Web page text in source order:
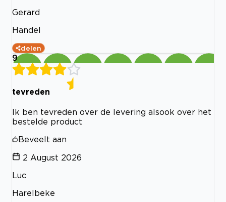
Gerard
Handel
delen
9
tevreden
Ik ben tevreden over de levering alsook over het
bestelde product
Beveelt aan
2 August 2026
Luc
Harelbeke